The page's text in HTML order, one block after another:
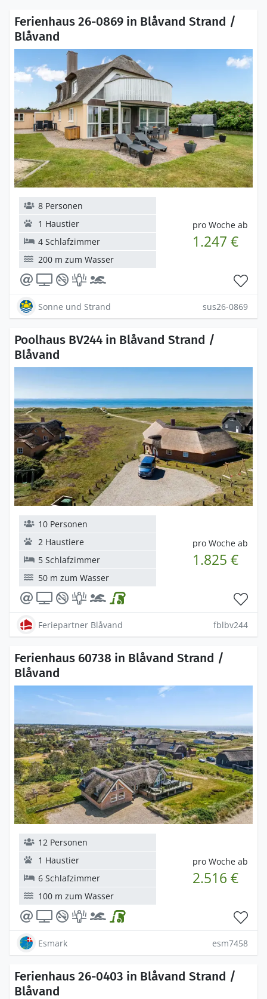
Ferienhaus 26-0869 in Blåvand Strand /
Blåvand
pro Woche ab
1.247 €
8 Personen
1 Haustier
4 Schlafzimmer
200 m zum Wasser
Sonne und Strand sus26-0869
Poolhaus BV244 in Blåvand Strand /
Blåvand
pro Woche ab
1.825 €
10 Personen
2 Haustiere
5 Schlafzimmer
50 m zum Wasser
Feriepartner Blåvand fblbv244
Ferienhaus 60738 in Blåvand Strand /
Blåvand
pro Woche ab
2.516 €
12 Personen
1 Haustier
6 Schlafzimmer
100 m zum Wasser
Esmark esm7458
Ferienhaus 26-0403 in Blåvand Strand /
Blåvand